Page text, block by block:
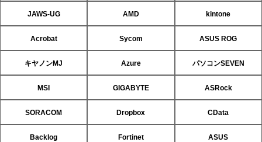
JAWS-UG AMD kintone
Acrobat Sycom ASUS ROG
キヤノンMJ Azure パソコンSEVEN
MSI GIGABYTE ASRock
SORACOM Dropbox CData
Backlog Fortinet ASUS